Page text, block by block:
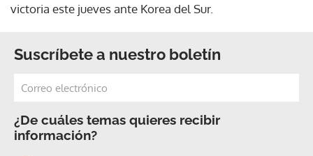
victoria este jueves ante Korea del Sur.
Suscríbete a nuestro boletín
¿De cuáles temas quieres recibir
información?